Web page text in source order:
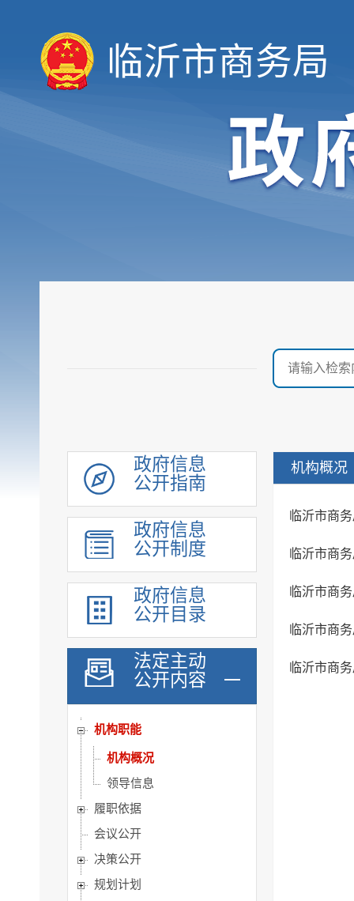
临沂市商务局
政府信息
公开指南
政府信息
公开制度
政府信息
公开目录
法定主动
公开内容
机构职能
机构概况
领导信息
履职依据
会议公开
决策公开
规划计划
机构概况
临沂市商
临沂市商
临沂市商
临沂市商
临沂市商